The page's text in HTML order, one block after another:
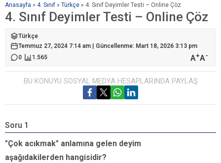
Anasayfa » 4. Sınıf » Türkçe » 4. Sınıf Deyimler Testi – Online Çöz
4. Sınıf Deyimler Testi – Online Çöz
Türkçe
Temmuz 27, 2024 7:14 am | Güncellenme: Mart 18, 2026 3:13 pm
0
1.565 A+A-
BU KONUYU SOSYAL MEDYA HESAPLARINDA PAYLAŞ
Soru 1
"Çok acıkmak" anlamına gelen deyim
aşağıdakilerden hangisidir?